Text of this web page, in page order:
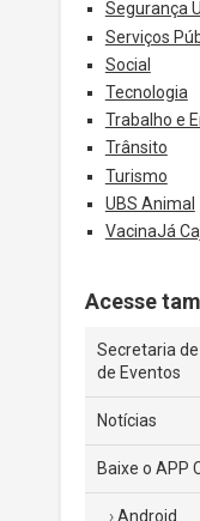
Segurança
Serviços
Social
Tecnologia
Trabalho e
Trânsito
Turismo
UBS Animal
VacinaJá
Acesse
Secretaria
de Eventos
Notícias
Baixe o APP
Android